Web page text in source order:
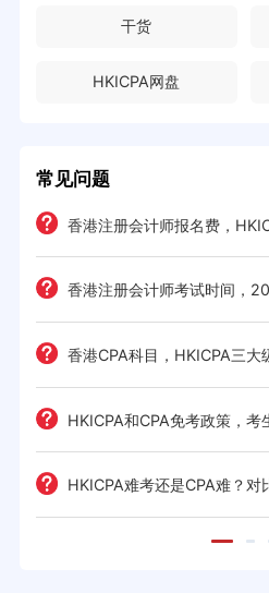
干货
HKICPA网盘
常见问题
香港注册会计师报名费，
香港注册会计师考试时间，
历 香港CPA科目，HKICPA三大
HKICPA和CPA免考政策，考
HKICPA难考还是CPA难？对